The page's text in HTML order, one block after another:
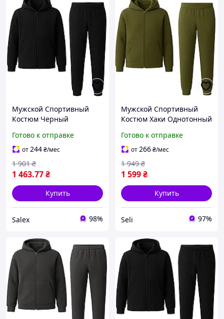
Мужской Спортивный
Костюм Черный
Брюки Кофта Флисовый
Унисекс Salex Чоловічий
Спортивний Костюм
Чорний
Готово к отправке
от244₴/мес
1 463.77₴
1 901 ₴
Купить
Salex 98%
Мужской Спортивный
Костюм Хаки Однотонный
Флисовый Унисекс Seli
Чоловічий Спортивний
Костюм Хакі Однотонний
Готово к отправке
от266₴/мес
1 599₴
1 949 ₴
Купить
Seli 97%